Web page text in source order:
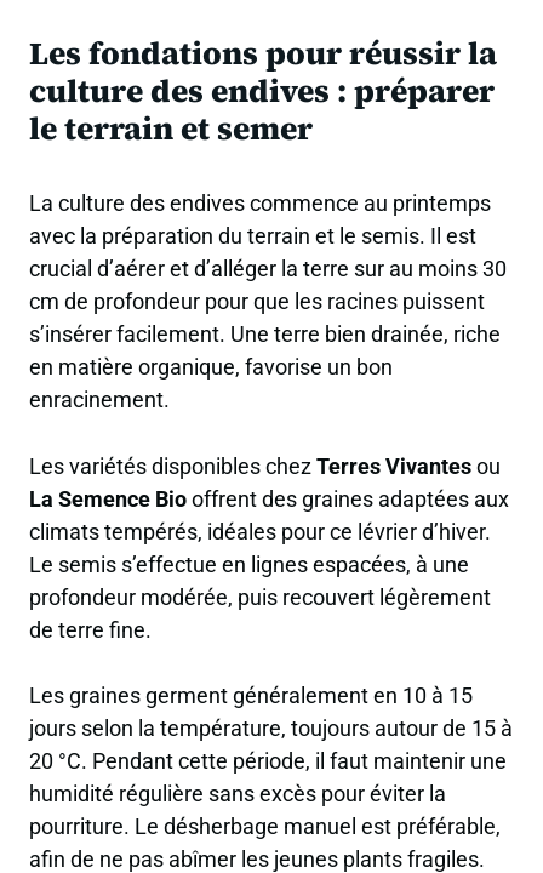
Les fondations pour réussir la
culture des endives : préparer
le terrain et semer
La culture des endives commence au printemps
avec la préparation du terrain et le semis. Il est
crucial d’aérer et d’alléger la terre sur au moins 30
cm de profondeur pour que les racines puissent
s’insérer facilement. Une terre bien drainée, riche
en matière organique, favorise un bon
enracinement.
Les variétés disponibles chezTerres Vivantesou
La Semence Biooffrent des graines adaptées aux
climats tempérés, idéales pour ce lévrier d’hiver.
Le semis s’effectue en lignes espacées, à une
profondeur modérée, puis recouvert légèrement
de terre fine.
Les graines germent généralement en 10 à 15
jours selon la température, toujours autour de 15 à
20 °C. Pendant cette période, il faut maintenir une
humidité régulière sans excès pour éviter la
pourriture. Le désherbage manuel est préférable,
afin de ne pas abîmer les jeunes plants fragiles.